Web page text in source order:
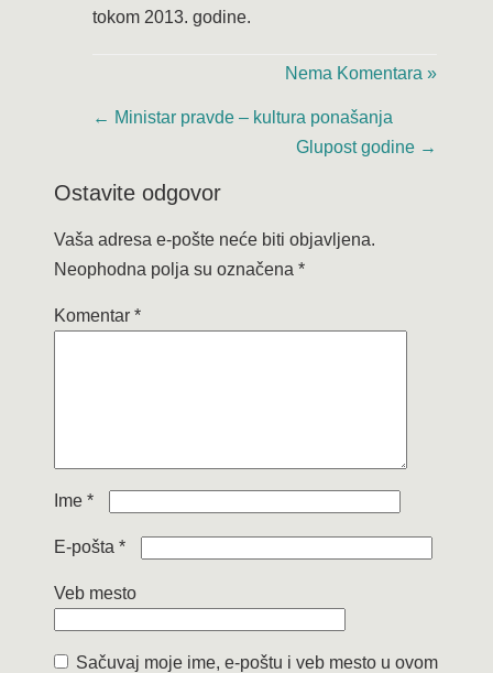
tokom 2013. godine.
Nema Komentara »
← Ministar pravde – kultura ponašanja
Glupost godine →
Ostavite odgovor
Vaša adresa e-pošte neće biti objavljena.
Neophodna polja su označena *
Komentar *
Ime *
E-pošta *
Veb mesto
Sačuvaj moje ime, e-poštu i veb mesto u ovom